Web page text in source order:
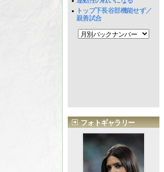
トップ下長谷部機能せず／
親善試合
フォトギャラリー